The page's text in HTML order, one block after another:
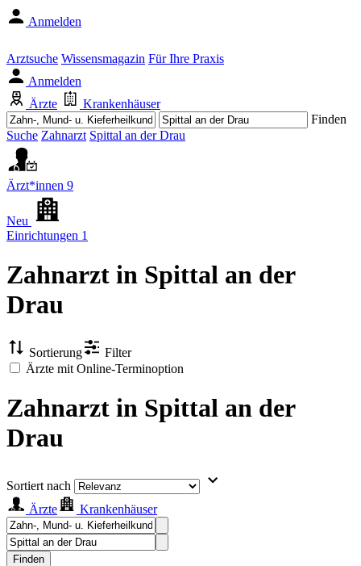
Anmelden
Arztsuche Wissensmagazin Für Ihre Praxis
Anmelden
Ärzte
Krankenhäuser
Finden
Suche Zahnarzt Spittal an der Drau
Ärzt*innen 9
Neu
Einrichtungen 1
Zahnarzt in Spittal an der
Drau
Sortierung
Filter
Ärzte mit Online-Terminoption
Zahnarzt in Spittal an der
Drau
Sortiert nach
Ärzte
Krankenhäuser
Finden